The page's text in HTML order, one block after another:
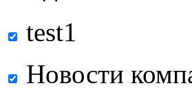
test1
Новости